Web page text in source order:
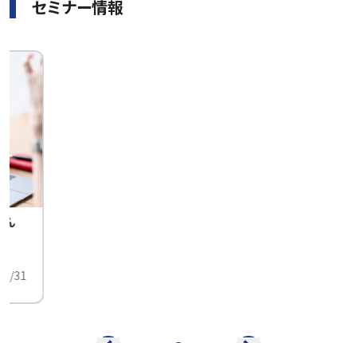
セミナー情報
ん
31